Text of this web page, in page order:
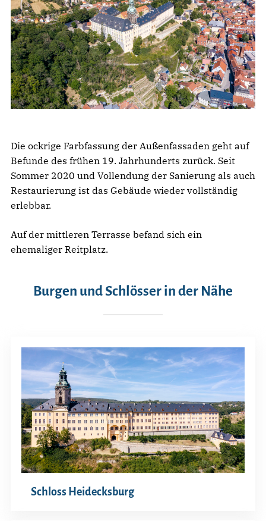
Die ockrige Farbfassung der Außenfassaden geht auf
Befunde des frühen 19. Jahrhunderts zurück. Seit
Sommer 2020 und Vollendung der Sanierung als auch
Restaurierung ist das Gebäude wieder vollständig
erlebbar.
Auf der mittleren Terrasse befand sich ein
ehemaliger Reitplatz.
Burgen und Schlösser in der Nähe
Schloss Heidecksburg